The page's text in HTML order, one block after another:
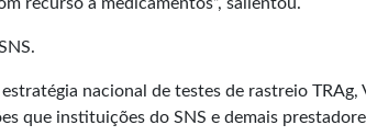
nacional de testes de rastreio TRAg,
que instituições do SNS e demais